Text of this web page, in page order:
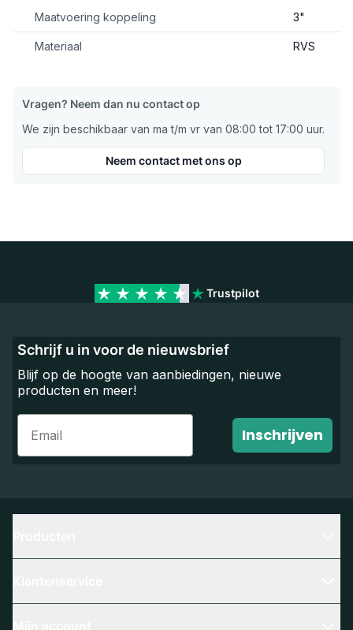
Maatvoering koppeling 3"
Materiaal RVS
Vragen? Neem dan nu contact op
We zijn beschikbaar van ma t/m vr van 08:00 tot 17:00 uur.
Neem contact met ons op
Trustpilot
Schrijf u in voor de nieuwsbrief
Blijf op de hoogte van aanbiedingen, nieuwe
producten en meer!
Email
Inschrijven